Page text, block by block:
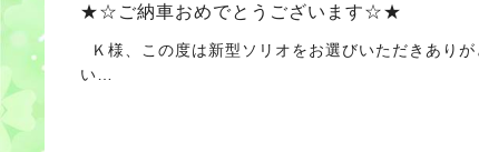
★☆ご納車おめでとうございます☆★
Ｋ様、この度は新型ソリオをお選びいただきあり
い…